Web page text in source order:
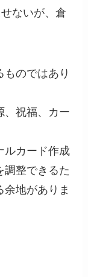
ないが、倉
のではあり
、祝福、カー
ルカード作成
調整できるた
地がありま